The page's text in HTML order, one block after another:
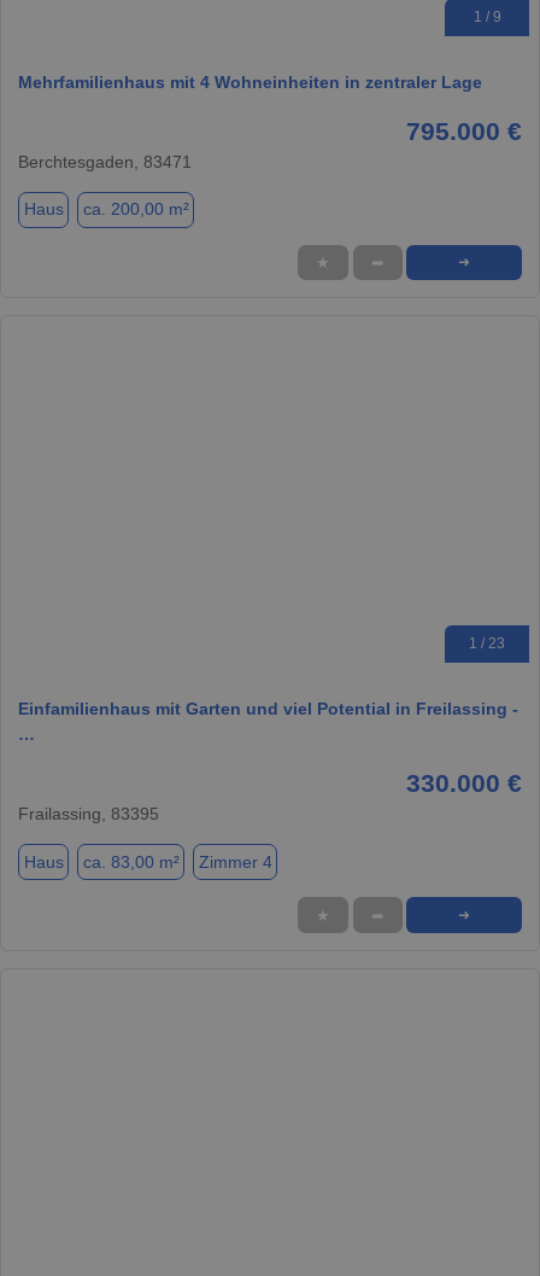
1 / 9
Mehrfamilienhaus mit 4 Wohneinheiten in zentraler Lage
795.000 €
Berchtesgaden, 83471
Haus ca. 200,00 m²
★ ➦ ➜
1 / 23
Einfamilienhaus mit Garten und viel Potential in Freilassing -
…
330.000 €
Frailassing, 83395
Haus ca. 83,00 m² Zimmer 4
★ ➦ ➜